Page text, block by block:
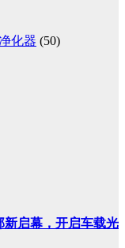
化器 (50)
新启幕，开启车载光